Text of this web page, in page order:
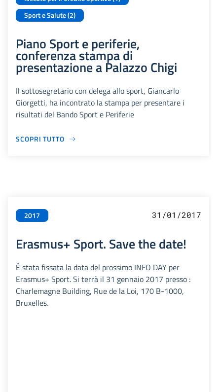
Sport e Salute (2)
Piano Sport e periferie,
conferenza stampa di
presentazione a Palazzo Chigi
Il sottosegretario con delega allo sport, Giancarlo
Giorgetti, ha incontrato la stampa per presentare i
risultati del Bando Sport e Periferie
SCOPRI TUTTO
2017 31/01/2017
Erasmus+ Sport. Save the date!
È stata fissata la data del prossimo INFO DAY per
Erasmus+ Sport. Si terrà il 31 gennaio 2017 presso :
Charlemagne Building, Rue de la Loi, 170 B-1000,
Bruxelles.